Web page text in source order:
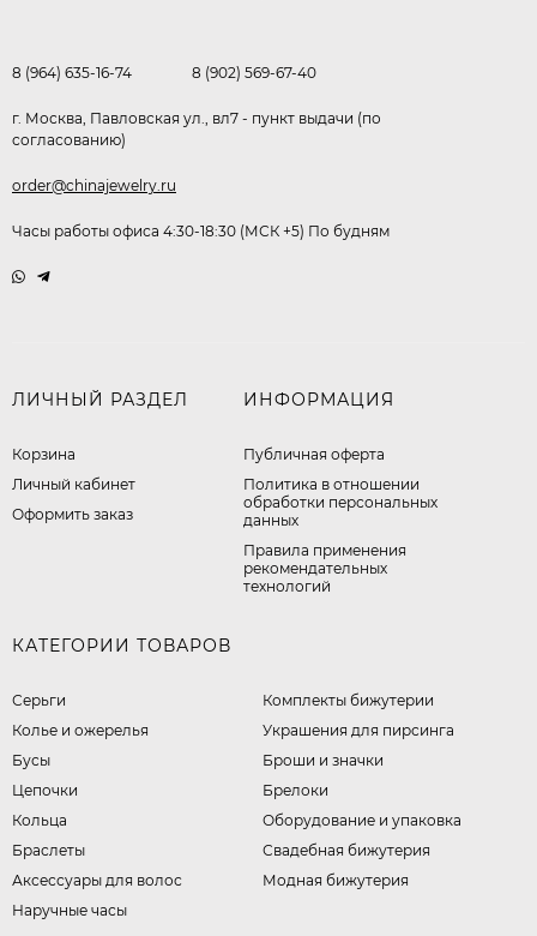
8 (964) 635-16-74 8 (902) 569-67-40
г. Москва, Павловская ул., вл7 - пункт выдачи (по
согласованию)
order@chinajewelry.ru
Часы работы офиса 4:30-18:30 (МСК +5) По будням
ЛИЧНЫЙ РАЗДЕЛ
Корзина
Личный кабинет
Оформить заказ
ИНФОРМАЦИЯ
Публичная оферта
​Политика в отношении
обработки персональных
данных
Правила применения
рекомендательных
технологий
КАТЕГОРИИ ТОВАРОВ
Серьги
Колье и ожерелья
Бусы
Цепочки
Кольца
Браслеты
Аксессуары для волос
Наручные часы
Комплекты бижутерии
Украшения для пирсинга
Броши и значки
Брелоки
Оборудование и упаковка
Свадебная бижутерия
Модная бижутерия